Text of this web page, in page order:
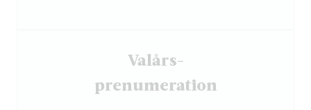
Valårs-
­prenumeration